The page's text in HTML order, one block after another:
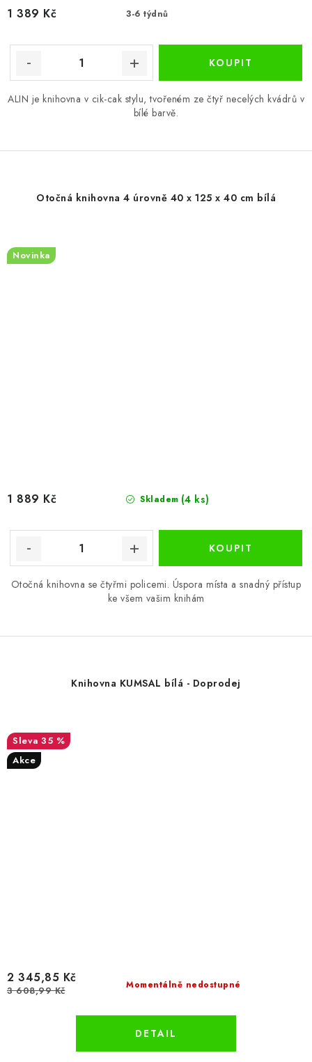
3-6 týdnů
1 389 Kč
ALIN je knihovna v cik-cak stylu, tvořeném ze čtyř necelých kvádrů v
bílé barvě.
Otočná knihovna 4 úrovně 40 x 125 x 40 cm bílá
Novinka
Skladem (4 ks)
1 889 Kč
Otočná knihovna se čtyřmi policemi. Úspora místa a snadný přístup
ke všem vašim knihám
Knihovna KUMSAL bílá - Doprodej
35 %
Akce
Momentálně nedostupné
2 345,85 Kč
3 608,99 Kč